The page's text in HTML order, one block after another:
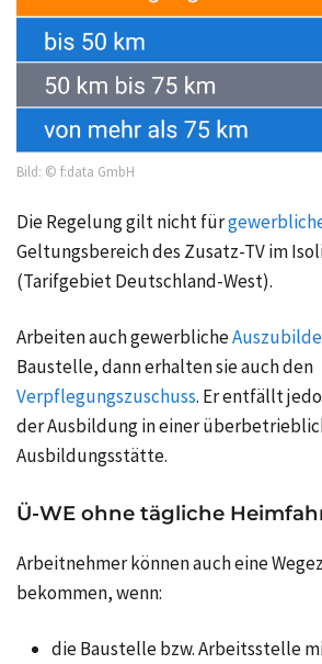
Bild: © f:data GmbH
Die Regelung gilt nicht für
Geltungsbereich des Zusatz-TV im
(Tarifgebiet Deutschland-West).
Arbeiten auch gewerbliche
Baustelle, dann erhalten sie auch den
Verpflegungszuschuss. Er entfällt
der Ausbildung in einer
Ausbildungsstätte.
Ü‑WE ohne tägliche
Arbeitnehmer können auch eine
bekommen, wenn:
die Baustelle bzw. Arbeitsstelle